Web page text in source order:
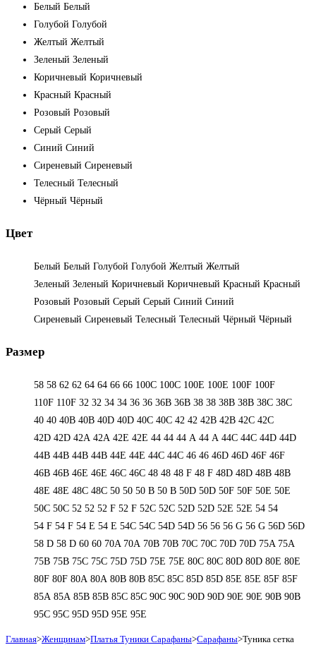
Белый Белый
Голубой Голубой
Желтый Желтый
Зеленый Зеленый
Коричневый Коричневый
Красный Красный
Розовый Розовый
Серый Серый
Синий Синий
Сиреневый Сиреневый
Телесный Телесный
Чёрный Чёрный
Цвет
Белый Белый Голубой Голубой Желтый Желтый
Зеленый Зеленый Коричневый Коричневый Красный Красный
Розовый Розовый Серый Серый Синий Синий
Сиреневый Сиреневый Телесный Телесный Чёрный Чёрный
Размер
58 58 62 62 64 64 66 66 100C 100C 100E 100E 100F 100F
110F 110F 32 32 34 34 36 36 36B 36B 38 38 38B 38B 38С 38С
40 40 40B 40B 40D 40D 40С 40С 42 42 42B 42B 42C 42C
42D 42D 42А 42А 42Е 42Е 44 44 44 А 44 А 44C 44C 44D 44D
44В 44В 44В 44В 44Е 44Е 44С 44С 46 46 46D 46D 46F 46F
46В 46В 46Е 46Е 46С 46С 48 48 48 F 48 F 48D 48D 48В 48В
48Е 48Е 48С 48С 50 50 50 B 50 B 50D 50D 50F 50F 50Е 50Е
50С 50С 52 52 52 F 52 F 52C 52C 52D 52D 52E 52E 54 54
54 F 54 F 54 Е 54 Е 54C 54C 54D 54D 56 56 56 G 56 G 56D 56D
58 D 58 D 60 60 70A 70A 70B 70B 70C 70C 70D 70D 75A 75A
75B 75B 75C 75C 75D 75D 75E 75E 80C 80C 80D 80D 80E 80E
80F 80F 80А 80А 80В 80В 85C 85C 85D 85D 85E 85E 85F 85F
85А 85А 85В 85В 85С 85С 90C 90C 90D 90D 90E 90E 90В 90В
95C 95C 95D 95D 95E 95E
Главная>Женщинам>Платья Туники Сарафаны>Сарафаны>Туника сетка